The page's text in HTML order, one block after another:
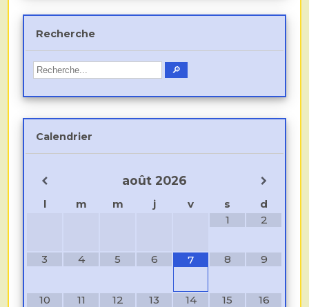
Recherche
Calendrier
août 2026
l m m j v s
d
1
2
3 4 5 6 7 8 9
10 11 12 13 14 15 16